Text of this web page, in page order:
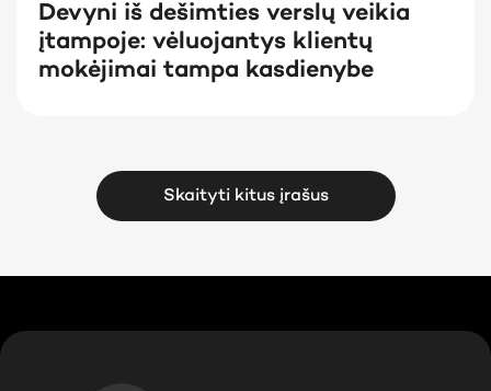
Devyni iš dešimties verslų veikia
įtampoje: vėluojantys klientų
mokėjimai tampa kasdienybe
Skaityti kitus įrašus